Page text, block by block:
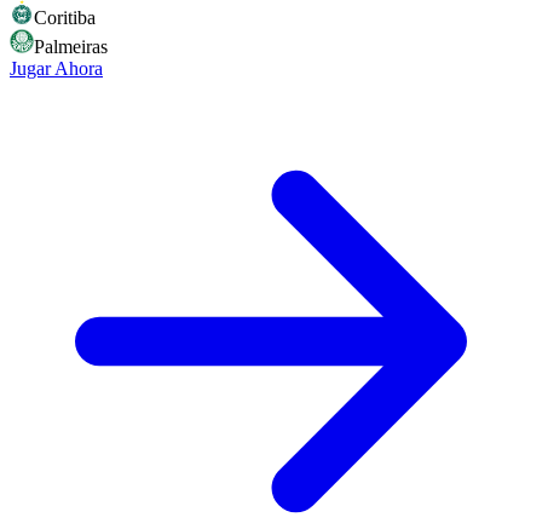
Coritiba
Palmeiras
Jugar Ahora